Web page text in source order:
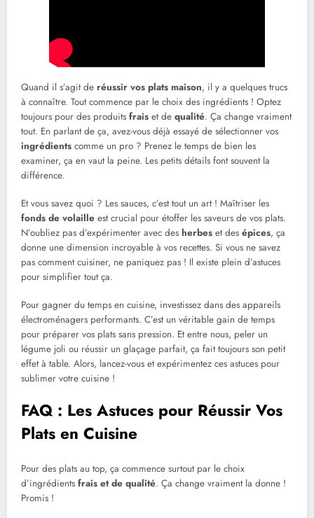
Quand il s’agit de réussir vos plats maison, il y a quelques trucs
à connaître. Tout commence par le choix des ingrédients ! Optez
toujours pour des produits frais et de qualité. Ça change vraiment
tout. En parlant de ça, avez-vous déjà essayé de sélectionner vos
ingrédients comme un pro ? Prenez le temps de bien les
examiner, ça en vaut la peine. Les petits détails font souvent la
différence.
Et vous savez quoi ? Les sauces, c’est tout un art ! Maîtriser les
fonds de volaille est crucial pour étoffer les saveurs de vos plats.
N’oubliez pas d’expérimenter avec des herbes et des épices, ça
donne une dimension incroyable à vos recettes. Si vous ne savez
pas comment cuisiner, ne paniquez pas ! Il existe plein d’astuces
pour simplifier tout ça.
Pour gagner du temps en cuisine, investissez dans des appareils
électroménagers performants. C’est un véritable gain de temps
pour préparer vos plats sans pression. Et entre nous, peler un
légume joli ou réussir un glaçage parfait, ça fait toujours son petit
effet à table. Alors, lancez-vous et expérimentez ces astuces pour
sublimer votre cuisine !
FAQ : Les Astuces pour Réussir Vos
Plats en Cuisine
Pour des plats au top, ça commence surtout par le choix
d’ingrédients frais et de qualité. Ça change vraiment la donne !
Promis !